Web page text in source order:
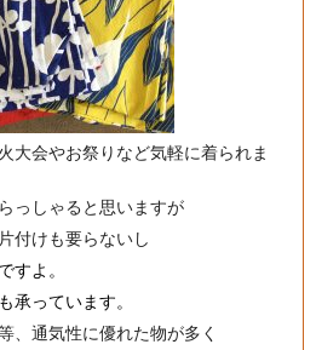
大会やお祭りなど気軽に着られま
っしゃると思いますが
付けも要らないし
すよ。
も承っています。
、通気性に優れた物が多く